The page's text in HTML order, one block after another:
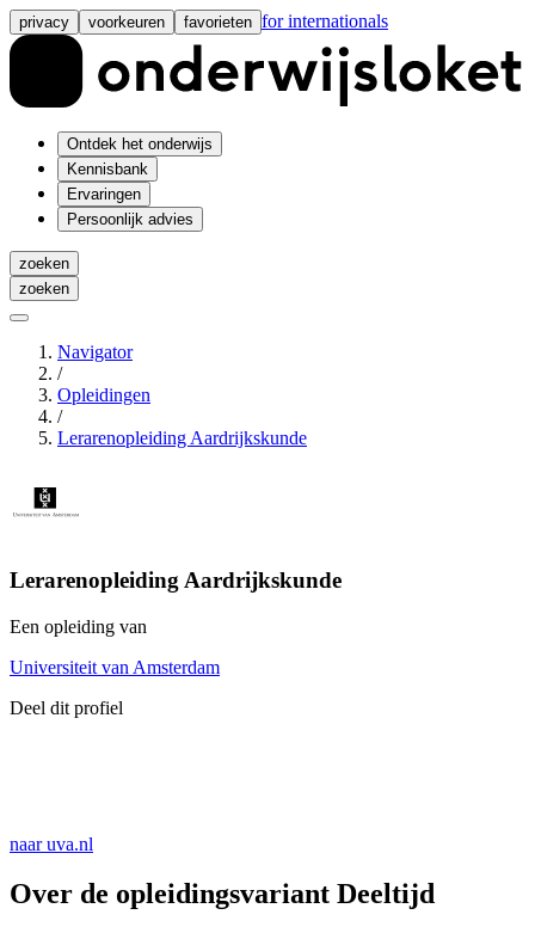
privacy voorkeuren favorieten for internationals
Ontdek het onderwijs
Kennisbank
Ervaringen
Persoonlijk advies
zoeken
zoeken
Navigator
/
Opleidingen
/
Lerarenopleiding Aardrijkskunde
Lerarenopleiding Aardrijkskunde
Een opleiding van
Universiteit van Amsterdam
Deel dit profiel
naar uva.nl
Over de opleidingsvariant Deeltijd